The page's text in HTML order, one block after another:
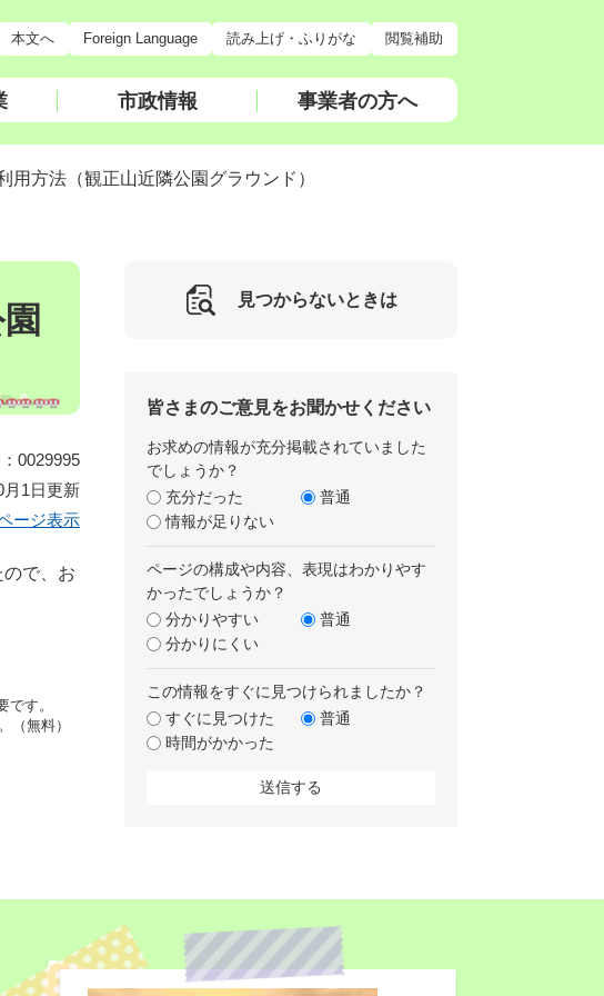
本文へ Foreign Language 読み上げ・ふりがな 閲覧補助
市政情報 事業者の方へ
用方法（観正山近隣公園グラウンド）
0029995
月1日更新
ージ表示
で、お
す。
（無料）
見つからないときは
皆さまのご意見をお聞かせください
お求めの情報が充分掲載されていました
でしょうか？
充分だった
普通
情報が足りない
ページの構成や内容、表現はわかりやす
かったでしょうか？
分かりやすい
普通
分かりにくい
この情報をすぐに見つけられましたか？
すぐに見つけた
普通
時間がかかった